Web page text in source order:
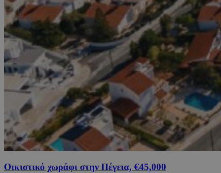
Οικιστικό χωράφι στην Πέγεια, €45,000